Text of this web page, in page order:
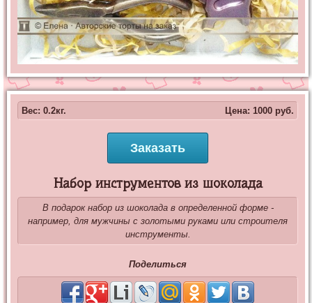
Вес: 0.2кг. Цена: 1000 руб.
Заказать
Набор инструментов из шоколада
В подарок набор из шоколада в определенной форме -
например, для мужчины с золотыми руками или строителя
инструменты.
Поделиться